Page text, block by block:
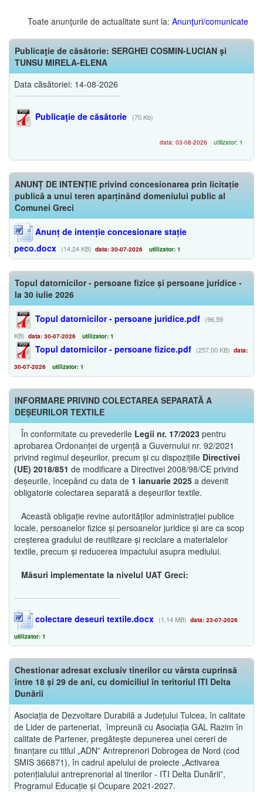
Toate anunţurile de actualitate sunt la: Anunţuri/comunicate
Publicaţie de căsătorie: SERGHEI COSMIN-LUCIAN şi
TUNSU MIRELA-ELENA
Data căsătoriei: 14-08-2026
Publicaţie de căsătorie (70 Kb)
data: 03-08-2026 utilizator: 1
ANUNȚ DE INTENȚIE privind concesionarea prin licitație
publică a unui teren aparținând domeniului public al
Comunei Greci
Anunț de intenție concesionare stație
peco.docx (14,24 KB) data: 30-07-2026 utilizator: 1
Topul datornicilor - persoane fizice și persoane juridice -
la 30 iulie 2026
Topul datornicilor - persoane juridice.pdf (96,59
KB) data: 30-07-2026 utilizator: 1
Topul datornicilor - persoane fizice.pdf (257,00 KB) data:
30-07-2026 utilizator: 1
INFORMARE PRIVIND COLECTAREA SEPARATĂ A
DEȘEURILOR TEXTILE
În conformitate cu prevederile Legii nr. 17/2023 pentru
aprobarea Ordonanței de urgență a Guvernului nr. 92/2021
privind regimul deșeurilor, precum și cu dispozițiile Directivei
(UE) 2018/851 de modificare a Directivei 2008/98/CE privind
deșeurile, începând cu data de 1 ianuarie 2025 a devenit
obligatorie colectarea separată a deșeurilor textile.
Această obligație revine autorităților administrației publice
locale, persoanelor fizice și persoanelor juridice și are ca scop
creșterea gradului de reutilizare și reciclare a materialelor
textile, precum și reducerea impactului asupra mediului.
Măsuri implementate la nivelul UAT Greci:
colectare deseuri textile.docx (1,14 MB) data: 23-07-2026
utilizator: 1
Chestionar adresat exclusiv tinerilor cu vârsta cuprinsă
între 18 și 29 de ani, cu domiciliul în teritoriul ITI Delta
Dunării
Asociația de Dezvoltare Durabilă a Județului Tulcea, în calitate
de Lider de parteneriat, împreună cu Asociația GAL Razim în
calitate de Partener, pregătește depunerea unei cereri de
finanțare cu titlul „ADN” Antreprenori Dobrogea de Nord (cod
SMIS 366871), în cadrul apelului de proiecte „Activarea
potențialului antreprenorial al tinerilor - ITI Delta Dunării”,
Programul Educație și Ocupare 2021-2027.